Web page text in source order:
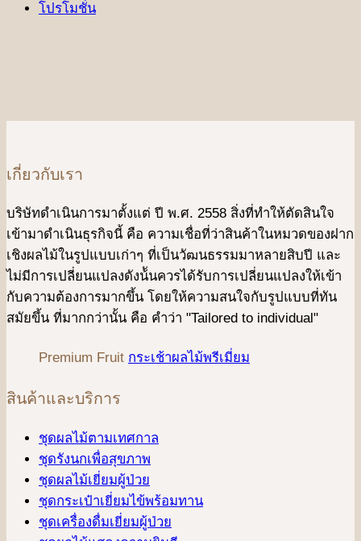
โปรโมชั่น
เกี่ยวกับเรา
บริษัทดําเนินการมาตั้งแต่ ปี พ.ศ. 2558 สิ่งที่ทำให้ตัดสินใจ
เข้ามาดําเนินธุรกิจนี้ คือ ความเชื่อที่ว่าสินค้าในหมวดของฝาก
เชิงผลไม้ในรูปแบบเก่าๆ ที่เป็นวัฒนธรรมมาหลายสิบปี และ
ไม่มีการเปลี่ยนแปลงดังน้ันควรได้รับการเปลี่ยนแปลงให้เข้า
กับความต้องการมากขึ้น โดยให้ความสนใจกับรูปแบบที่ทัน
สมัยขึ้น ที่มากกว่านั้น คือ คําว่า "Tailored to individual"
Premium Fruit กระเช้าผลไม้พรีเมี่ยม
สินค้าและบริการ
ชุดผลไม้ตามเทศกาล
ชุดรังนกเพื่อสุขภาพ
ชุดผลไม้เยี่ยมผู้ป่วย
ชุดกระเป๋าเยี่ยมไข้พร้อมทาน
ชุดเครื่องดื่มเยี่ยมผู้ป่วย